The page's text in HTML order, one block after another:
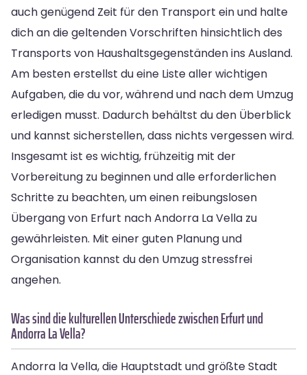
auch genügend Zeit für den Transport ein und halte
dich an die geltenden Vorschriften hinsichtlich des
Transports von Haushaltsgegenständen ins Ausland.
Am besten erstellst du eine Liste aller wichtigen
Aufgaben, die du vor, während und nach dem Umzug
erledigen musst. Dadurch behältst du den Überblick
und kannst sicherstellen, dass nichts vergessen wird.
Insgesamt ist es wichtig, frühzeitig mit der
Vorbereitung zu beginnen und alle erforderlichen
Schritte zu beachten, um einen reibungslosen
Übergang von Erfurt nach Andorra La Vella zu
gewährleisten. Mit einer guten Planung und
Organisation kannst du den Umzug stressfrei
angehen.
Was sind die kulturellen Unterschiede zwischen Erfurt und
Andorra La Vella?
Andorra la Vella, die Hauptstadt und größte Stadt